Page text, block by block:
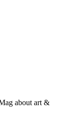
about art &